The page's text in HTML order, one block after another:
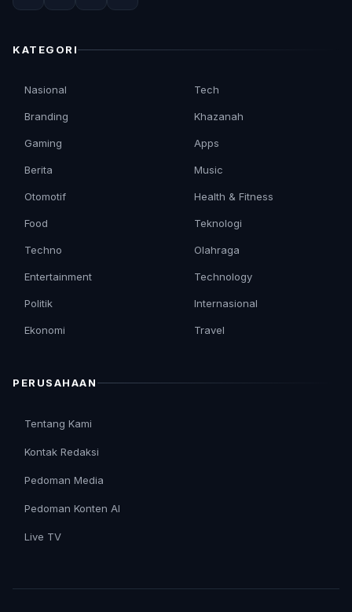
KATEGORI
Nasional
Branding
Gaming
Berita
Otomotif
Tech
Khazanah
Apps
Music
Health & Fitness
Food
Techno
Entertainment
Politik
Ekonomi
Teknologi
Olahraga
Technology
Internasional
Travel
PERUSAHAAN
Tentang Kami
Kontak Redaksi
Pedoman Media
Pedoman Konten AI
Live TV